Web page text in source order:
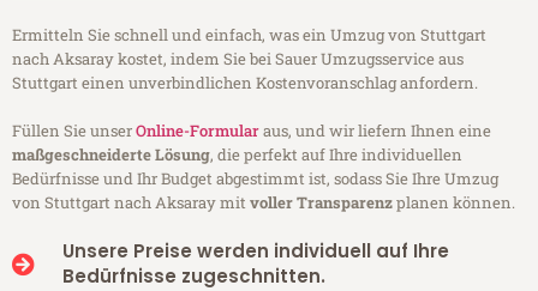
Ermitteln Sie schnell und einfach, was ein Umzug von Stuttgart
nach Aksaray kostet, indem Sie bei Sauer Umzugsservice aus
Stuttgart einen unverbindlichen Kostenvoranschlag anfordern.
Füllen Sie unserOnline-Formularaus, und wir liefern Ihnen eine
maßgeschneiderte Lösung, die perfekt auf Ihre individuellen
Bedürfnisse und Ihr Budget abgestimmt ist, sodass Sie Ihre Umzug
von Stuttgart nach Aksaray mitvoller Transparenzplanen können.
Unsere Preise werden individuell auf Ihre
Bedürfnisse zugeschnitten.